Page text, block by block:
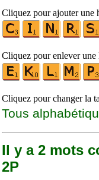
Cliquez pour ajouter une
Cliquez pour enlever une
Cliquez pour changer la
Tous
Il y a 2 mots
2P